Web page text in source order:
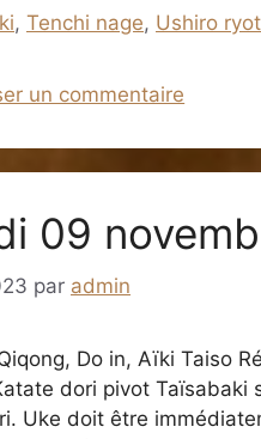
, Tenchi nage, Ushiro
un commentaire
09
par admin
Do in, Aïki Taiso
dori pivot Taïsabaki
Uke doit être